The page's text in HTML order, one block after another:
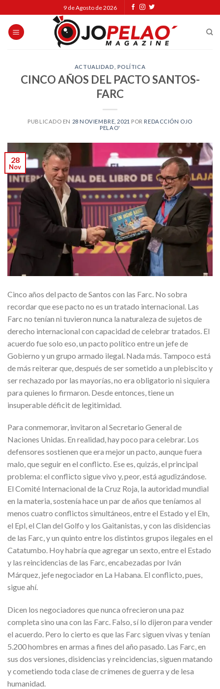
to
content
9 de Agosto de 2026
ACTUALIDAD POLÍTICA
CINCO AÑOS DEL PACTO SANTOS-
FARC
PUBLICADO EN 28 NOVIEMBRE, 2021 POR REDACCIÓN OJO
PELAO'
28
Nov
Cinco años del pacto de Santos con las Farc. No sobra
recordar que ese pacto no es un tratado internacional. Las
Farc no tenían ni tuvieron nunca la naturaleza de sujetos de
derecho internacional con capacidad de celebrar tratados. El
acuerdo fue solo eso, un pacto político entre un jefe de
Gobierno y un grupo armado ilegal. Nada más. Tampoco está
de más reiterar que, después de ser sometido a un plebiscito y
ser rechazado por las mayorías, no era obligatorio ni siquiera
para quienes lo firmaron. Desde entonces, tiene un
insuperable déficit de legitimidad.
Para conmemorar, invitaron al Secretario General de
Naciones Unidas. En realidad, hay poco para celebrar. Los
defensores sostienen que era mejor un pacto, aunque fuera
malo, que seguir en el conflicto. Ese es, quizás, el principal
problema: el conflicto sigue vivo y, peor, está agudizándose.
El Comité Internacional de la Cruz Roja, la autoridad mundial
en la materia, sostenía hace un par de años que teníamos al
menos cuatro conflictos simultáneos, entre el Estado y el Eln,
el Epl, el Clan del Golfo y los Gaitanistas, y con las disidencias
de las Farc, y un quinto entre los distintos grupos ilegales en el
Catatumbo. Hoy habría que agregar un sexto, entre el Estado
y las reincidencias de las Farc, encabezadas por Iván
Márquez, jefe negociador en La Habana. El conflicto, pues,
sigue ahí.
Dicen los negociadores que nunca ofrecieron una paz
completa sino una con las Farc. Falso, sí lo dijeron para vender
el acuerdo. Pero lo cierto es que las Farc siguen vivas y tenían
5.200 hombres en armas a fines del año pasado. Las Farc, en
sus dos versiones, disidencias y reincidencias, siguen matando
y cometiendo toda clase de crímenes de guerra y de lesa
humanidad.